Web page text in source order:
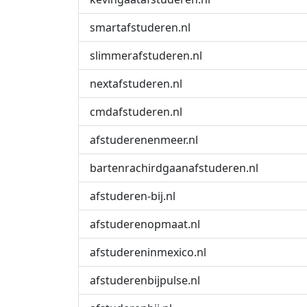
smartafstuderen.nl
slimmerafstuderen.nl
nextafstuderen.nl
cmdafstuderen.nl
afstuderenenmeer.nl
bartenrachirdgaanafstuderen.nl
afstuderen-bij.nl
afstuderenopmaat.nl
afstudereninmexico.nl
afstuderenbijpulse.nl